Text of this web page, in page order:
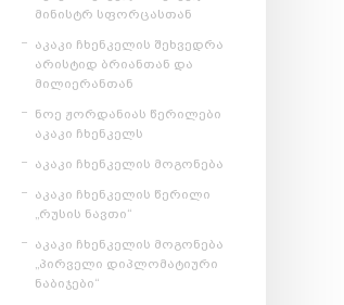
მინისტრ სფორცასთან
აკაკი ჩხენკელის შეხვედრა
არისტიდ ბრიანთან და
მილიერანთან
ნოე ჟორდანიას წერილები
აკაკი ჩხენკელს
აკაკი ჩხენკელის მოგონება
აკაკი ჩხენკელის წერილი
„რუსის ნავთი“
აკაკი ჩხენკელის მოგონება
„პირველი დიპლომატიური
ნაბიჯები“